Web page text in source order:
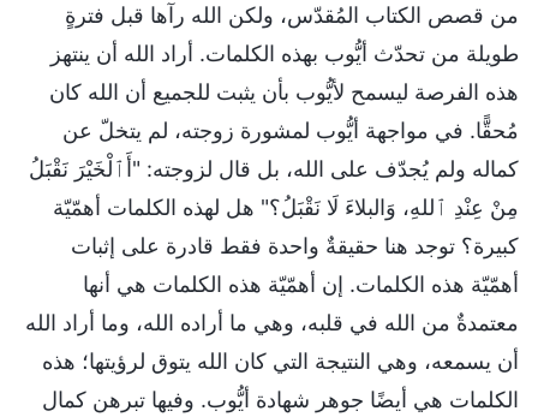
من قصص الكتاب المُقدّس، ولكن الله رآها قبل فترةٍ
طويلة من تحدّث أيُّوب بهذه الكلمات. أراد الله أن ينتهز
هذه الفرصة ليسمح لأيُّوب بأن يثبت للجميع أن الله كان
مُحقًّا. في مواجهة أيُّوب لمشورة زوجته، لم يتخلّ عن
كماله ولم يُجدّف على الله، بل قال لزوجته: "أَٱلْخَيْرَ نَقْبَلُ
مِنْ عِنْدِ ٱللهِ، وَالبلاءَ لَا نَقْبَلُ؟" هل لهذه الكلمات أهمّيّة
كبيرة؟ توجد هنا حقيقةٌ واحدة فقط قادرة على إثبات
أهمّيّة هذه الكلمات. إن أهمّيّة هذه الكلمات هي أنها
معتمدةٌ من الله في قلبه، وهي ما أراده الله، وما أراد الله
أن يسمعه، وهي النتيجة التي كان الله يتوق لرؤيتها؛ هذه
الكلمات هي أيضًا جوهر شهادة أيُّوب. وفيها تبرهن كمال